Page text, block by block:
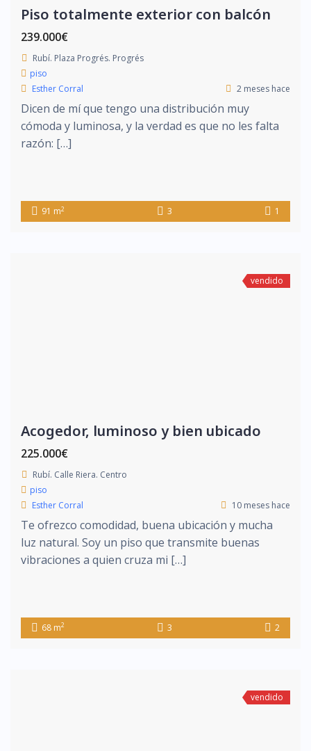
Piso totalmente exterior con balcón
239.000€
Rubí. Plaza Progrés. Progrés
piso
Esther Corral
2 meses hace
Dicen de mí que tengo una distribución muy
cómoda y luminosa, y la verdad es que no les falta
razón: […]
91 m2 3 1
vendido
Acogedor, luminoso y bien ubicado
225.000€
Rubí. Calle Riera. Centro
piso
Esther Corral
10 meses hace
Te ofrezco comodidad, buena ubicación y mucha
luz natural. Soy un piso que transmite buenas
vibraciones a quien cruza mi […]
68 m2 3 2
vendido